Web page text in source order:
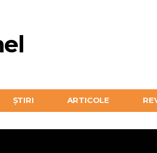
ȘTIRI ARTICOLE